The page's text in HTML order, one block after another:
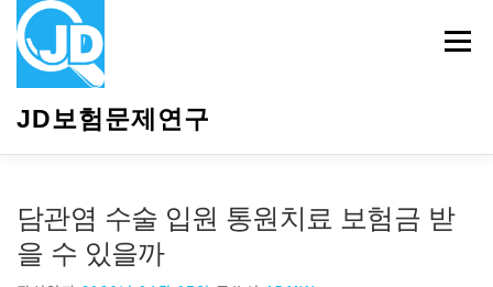
JD보험문제연구
메뉴
담관염 수술 입원 통원치료 보험금 받
을 수 있을까